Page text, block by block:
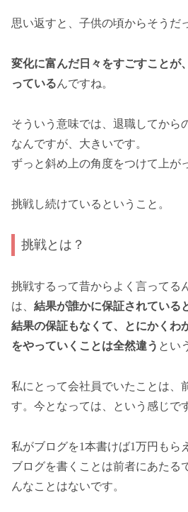
思い返すと、子供の頃からそうだ
変化に富んだ日々をすごすことが
っているんですね。
そういう意味では、退職してから
なんですが、大きいです。
ずっと斜め上の角度をつけて上が
挑戦し続けているということ。
挑戦とは？
挑戦するって昔からよく言ってる
は、 結果が誰かに保証されている
結果の保証もなくて、とにかくわ
をやっていくことは全然違う とい
私にとって会社員でいたことは、
す。今となっては、という感じで
私がブログを1本書けば1万円もら
ブログを書くことは前者にあたる
んなことはないです。